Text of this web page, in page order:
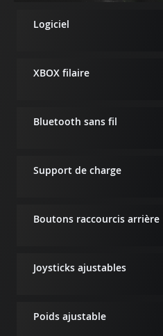
Logiciel
XBOX filaire
Bluetooth sans fil
Support de charge
Boutons raccourcis arrière
Joysticks ajustables
Poids ajustable